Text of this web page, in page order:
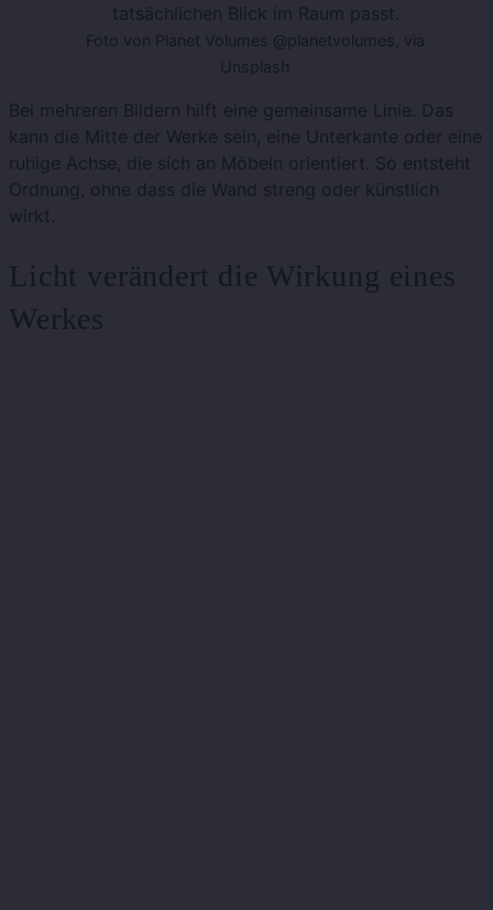
tatsächlichen Blick im Raum passt.
Foto von Planet Volumes @planetvolumes, via
Unsplash
Bei mehreren Bildern hilft eine gemeinsame Linie. Das
kann die Mitte der Werke sein, eine Unterkante oder eine
ruhige Achse, die sich an Möbeln orientiert. So entsteht
Ordnung, ohne dass die Wand streng oder künstlich
wirkt.
Licht verändert die Wirkung eines
Werkes